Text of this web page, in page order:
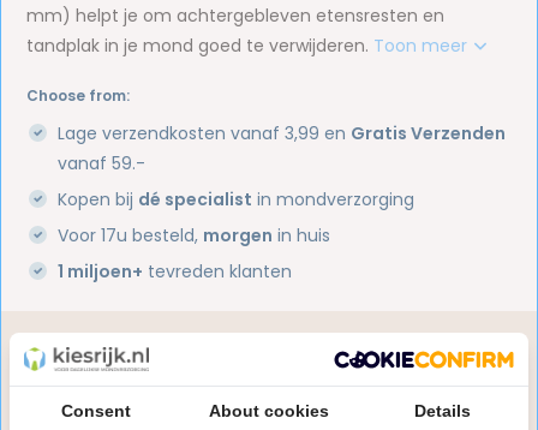
mm) helpt je om achtergebleven etensresten en
tandplak in je mond goed te verwijderen. Toon meer
Choose from:
Lage verzendkosten vanaf 3,99 en Gratis Verzenden
vanaf 59.-
Kopen bij dé specialist in mondverzorging
Voor 17u besteld, morgen in huis
1 miljoen+ tevreden klanten
Heb je een vraag over dit product?
Onze specialisten helpen je graag! Spreek ons aan
in de chat of stuur een e-mail.
Consent About cookies Details